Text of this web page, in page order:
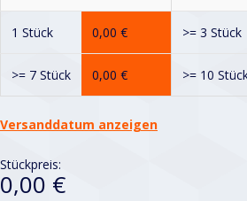
1 Stück 0,00 € >= 3 Stück
>= 7 Stück 0,00 € >= 10
Versanddatum anzeigen
Stückpreis:
0,00 €